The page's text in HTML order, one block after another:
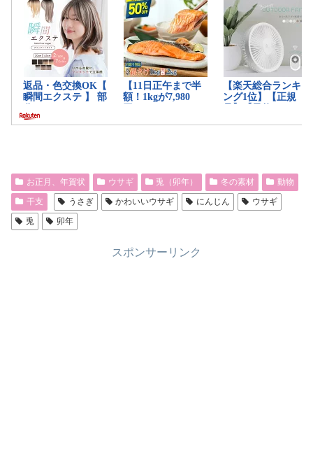
お正月、年賀状 ウサギ 兎（卯年） 冬の素材
動物
干支
うさぎ かわいいウサギ にんじん
ウサギ
兎
卯年
スポンサーリンク